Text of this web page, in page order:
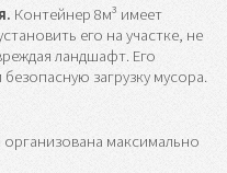
Контейнер 8м³ имеет
его на участке, не
ландшафт. Его
загрузку мусора.
максимально